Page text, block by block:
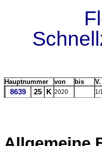
Hauptnummer von bis V.
8639 25 K 2020 1/